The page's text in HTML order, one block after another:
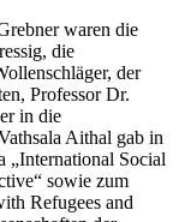
waren die
die
der
Professor Dr.
in die
Aithal gab in
„International Social
sowie zum
Refugees and